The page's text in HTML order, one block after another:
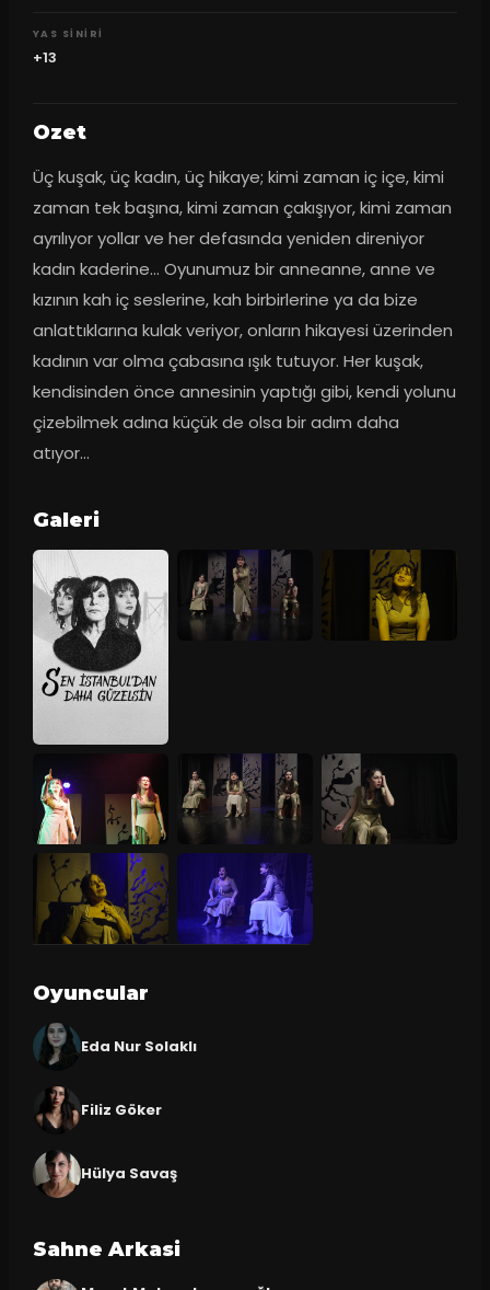
YAS SINIRI
+13
Ozet
Üç kuşak, üç kadın, üç hikaye; kimi zaman iç içe, kimi
zaman tek başına, kimi zaman çakışıyor, kimi zaman
ayrılıyor yollar ve her defasında yeniden direniyor
kadın kaderine… Oyunumuz bir anneanne, anne ve
kızının kah iç seslerine, kah birbirlerine ya da bize
anlattıklarına kulak veriyor, onların hikayesi üzerinden
kadının var olma çabasına ışık tutuyor. Her kuşak,
kendisinden önce annesinin yaptığı gibi, kendi yolunu
çizebilmek adına küçük de olsa bir adım daha
atıyor…
Galeri
Oyuncular
Eda Nur Solaklı
Filiz Göker
Hülya Savaş
Sahne Arkasi